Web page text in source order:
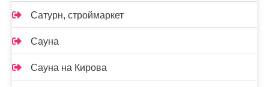
Сатурн, строймаркет
Сауна
Сауна на Кирова